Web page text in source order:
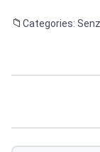
Categories: